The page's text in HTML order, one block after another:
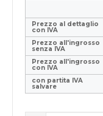
Prezzo al dettaglio
con IVA
Prezzo all'ingrosso
senza IVA
Prezzo all'ingrosso
con IVA
con partita IVA
salvare